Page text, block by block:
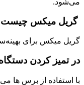
می‌شود.
گریل میکس چیست
گریل میکس برای
در تمیز کردن
با استفاده از برس ها